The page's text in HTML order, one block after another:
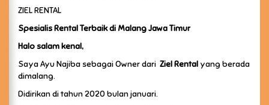
ZIEL RENTAL
Spesialis Rental Terbaik di Malang Jawa Timur
Halo salam kenal,
Saya Ayu Najiba sebagai Owner dari Ziel Rental yang berada
dimalang.
Didirikan di tahun 2020 bulan januari.